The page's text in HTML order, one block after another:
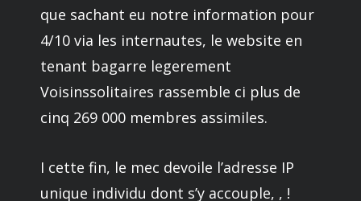
que sachant eu notre information pour
4/10 via les internautes, le website en
tenant bagarre legerement
Voisinssolitaires rassemble ci plus de
cinq 269 000 membres assimiles.
I cette fin, le mec devoile l’adresse IP
unique individu dont s’y accouple, , !